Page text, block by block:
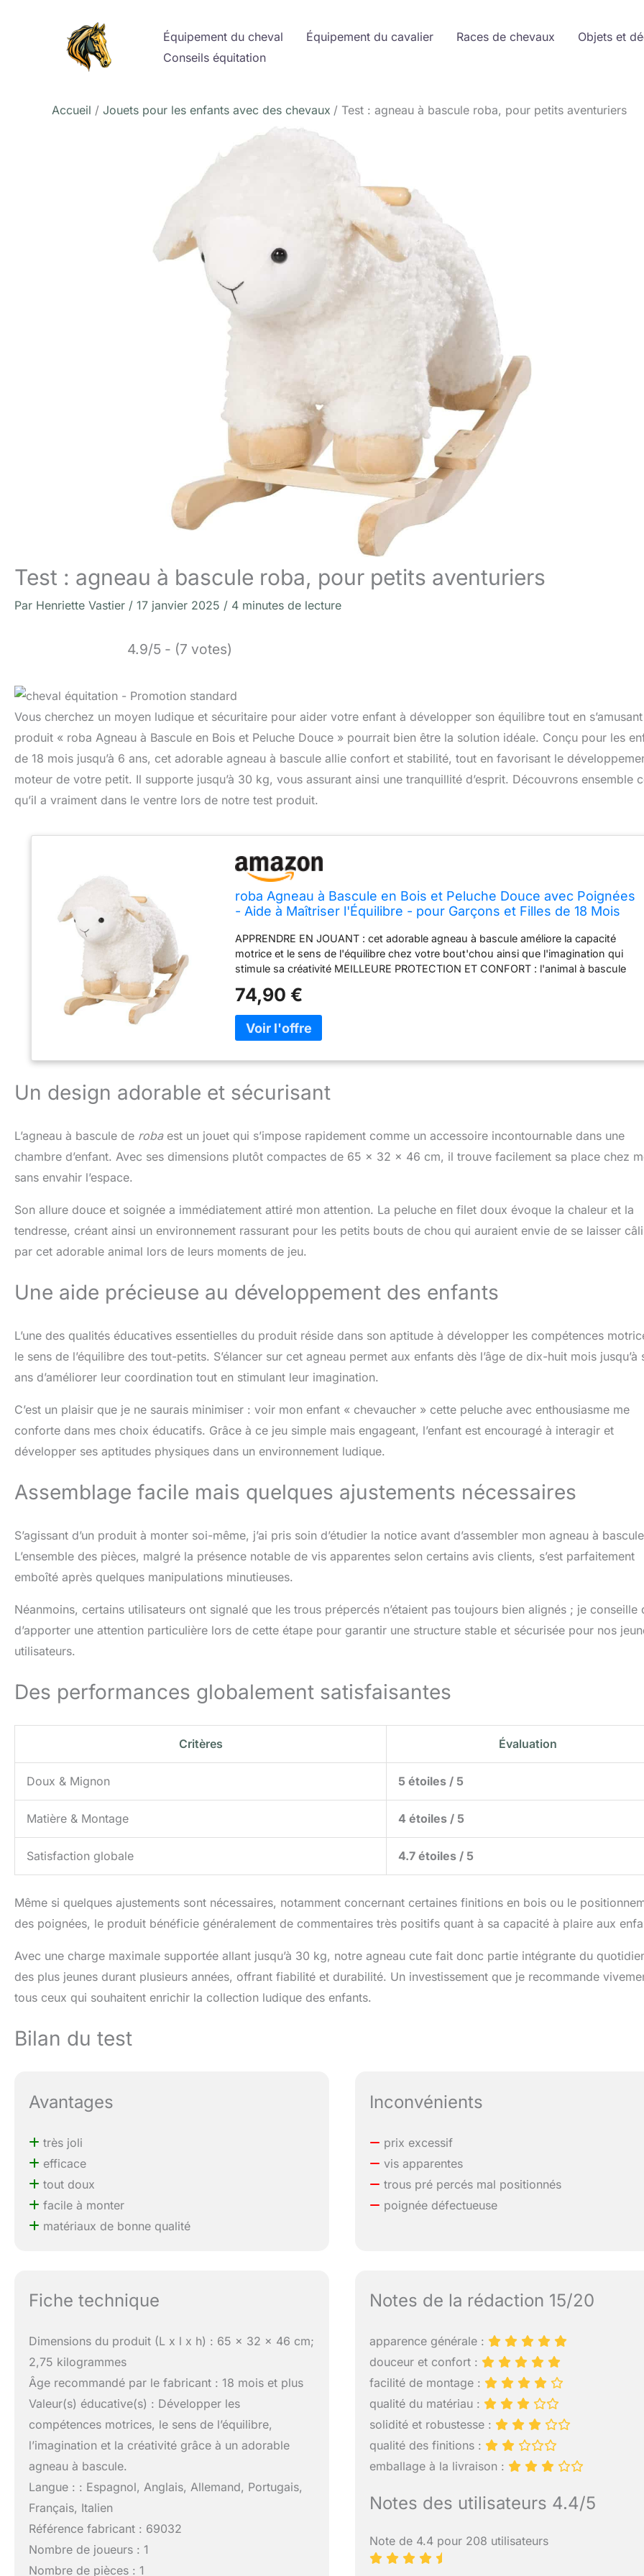
Équipement du cheval Équipement du cavalier Races de chevaux Objets et
Conseils équitation
Accueil Jouets pour les enfants avec des chevaux Test : agneau à bascule roba, pour petits aventuriers
Test : agneau à bascule roba, pour petits aventuriers
Par Henriette Vastier / 17 janvier 2025 / 4 minutes de lecture
4.9/5 - (7 votes)
Vous cherchez un moyen ludique et sécuritaire pour aider votre enfant à développer son équilibre tout en
produit « roba Agneau à Bascule en Bois et Peluche Douce » pourrait bien être la solution idéale. Conçu pour les
de 18 mois jusqu’à 6 ans, cet adorable agneau à bascule allie confort et stabilité, tout en favorisant le
moteur de votre petit. Il supporte jusqu’à 30 kg, vous assurant ainsi une tranquillité d’esprit. Découvrons ensemble
qu’il a vraiment dans le ventre lors de notre test produit.
roba Agneau à Bascule en Bois et Peluche Douce avec Poignées
- Aide à Maîtriser l'Équilibre - pour Garçons et Filles de 18 Mois
APPRENDRE EN JOUANT : cet adorable agneau à bascule améliore la capacité
motrice et le sens de l'équilibre chez votre bout'chou ainsi que l'imagination qui
stimule sa créativité MEILLEURE PROTECTION ET CONFORT : l'animal à bascule
utilisation ; Il est rembourré de fibres douces pour un confort optimal JOUET
ÉVOLUTIF : l'animal basculant en bois massif et peluche grandit avec votre petit
bout'chou jusqu'à l'âge de 6 ans ; ce mouton en peluche peut supporter jusqu'à
30 kg CERTIFIÉ ET DURABLE : le jouet à bascule est fabriqué avec des matériaux
de qualité supérieure pour durer des années et résister même aux tout-petits ;
Dimensions : L 64,5 x P 28 x H 46 cm, hauteur d'assise 34 cm ; Matières : bois
massif et peluche douce ; Convient aux enfant à partir de 18 mois
74,90 €
Un design adorable et sécurisant
L’agneau à bascule de robaest un jouet qui s’impose rapidement comme un accessoire incontournable dans une
chambre d’enfant. Avec ses dimensions plutôt compactes de 65 x 32 x 46 cm, il trouve facilement sa place chez
sans envahir l’espace.
Son allure douce et soignée a immédiatement attiré mon attention. La peluche en filet doux évoque la chaleur et la
tendresse, créant ainsi un environnement rassurant pour les petits bouts de chou qui auraient envie de se laisser
par cet adorable animal lors de leurs moments de jeu.
Une aide précieuse au développement des enfants
L’une des qualités éducatives essentielles du produit réside dans son aptitude à développer les compétences
le sens de l’équilibre des tout-petits. S’élancer sur cet agneau permet aux enfants dès l’âge de dix-huit mois jusqu’à
ans d’améliorer leur coordination tout en stimulant leur imagination.
C’est un plaisir que je ne saurais minimiser : voir mon enfant « chevaucher » cette peluche avec enthousiasme me
conforte dans mes choix éducatifs. Grâce à ce jeu simple mais engageant, l’enfant est encouragé à interagir et
développer ses aptitudes physiques dans un environnement ludique.
Assemblage facile mais quelques ajustements nécessaires
S’agissant d’un produit à monter soi-même, j’ai pris soin d’étudier la notice avant d’assembler mon agneau à
L’ensemble des pièces, malgré la présence notable de vis apparentes selon certains avis clients, s’est parfaitement
emboîté après quelques manipulations minutieuses.
Néanmoins, certains utilisateurs ont signalé que les trous prépercés n’étaient pas toujours bien alignés ; je conseille
d’apporter une attention particulière lors de cette étape pour garantir une structure stable et sécurisée pour nos
utilisateurs.
Des performances globalement satisfaisantes
Critères Évaluation
Doux & Mignon 5 étoiles / 5
Matière & Montage 4 étoiles / 5
Satisfaction globale 4.7 étoiles / 5
Même si quelques ajustements sont nécessaires, notamment concernant certaines finitions en bois ou le
des poignées, le produit bénéficie généralement de commentaires très positifs quant à sa capacité à plaire aux
Avec une charge maximale supportée allant jusqu’à 30 kg, notre agneau cute fait donc partie intégrante du
des plus jeunes durant plusieurs années, offrant fiabilité et durabilité. Un investissement que je recommande
tous ceux qui souhaitent enrichir la collection ludique des enfants.
Bilan du test
Avantages
très joli
efficace
tout doux
facile à monter
matériaux de bonne qualité
Inconvénients
prix excessif
vis apparentes
trous pré percés mal positionnés
poignée défectueuse
Fiche technique
Dimensions du produit (L x l x h) : 65 x 32 x 46 cm;
2,75 kilogrammes
Âge recommandé par le fabricant : 18 mois et plus
Valeur(s) éducative(s) : Développer les
compétences motrices, le sens de l’équilibre,
l’imagination et la créativité grâce à un adorable
agneau à bascule.
Langue : : Espagnol, Anglais, Allemand, Portugais,
Français, Italien
Référence fabricant : 69032
Nombre de joueurs : 1
Nombre de pièces : 1
Notes de la rédaction 15/20
apparence générale :
douceur et confort :
facilité de montage :
qualité du matériau :
solidité et robustesse :
qualité des finitions :
emballage à la livraison :
Notes des utilisateurs 4.4/5
Note de 4.4 pour 208 utilisateurs